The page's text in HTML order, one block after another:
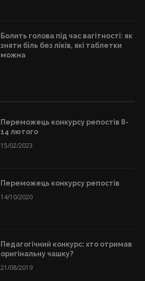
Болить голова під час вагітності: як
зняти біль без ліків, які таблетки
можна
Переможець конкурсу репостів 8-
14 лютого
15/02/2023
Переможець конкурсу репостів
14/10/2020
Педагогічний конкурс: хто отримав
оригінальну чашку?
21/08/2019